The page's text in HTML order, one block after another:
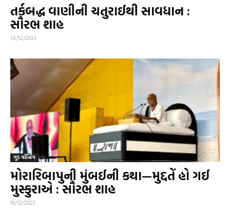
તર્કબદ્ધ વાણીની ચતુરાઈથી સાવધાન :
સૌરભ શાહ
18/12/2023
ગુડ મૉર્નિંગ
મોરારિબાપુની મુંબઈની કથા—મુદ્દતેં હો ગઈ
મુસ્કુરાએ : સૌરભ શાહ
10/12/2023